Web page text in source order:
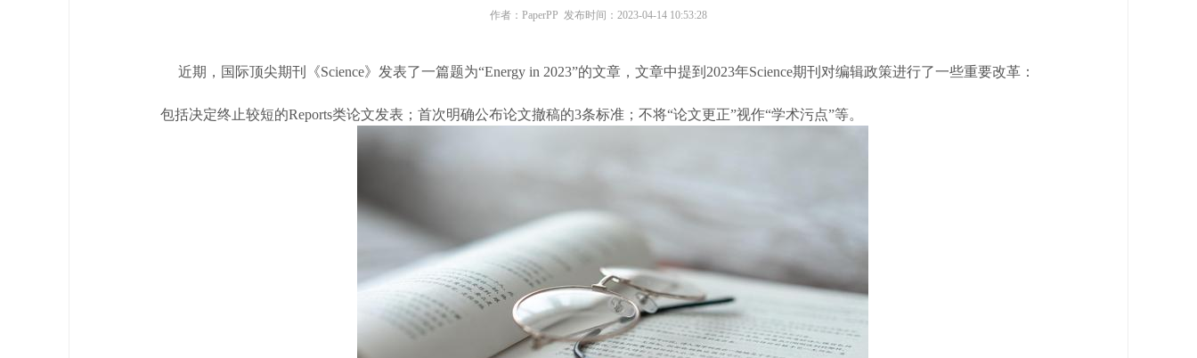
作者：PaperPP 发布时间：2023-04-14 10:53:28
近期，国际顶尖期刊《Science》发表了一篇题为“Energy in 2023”的文章，文章中提到2023年Science期刊对编辑政策进行了一些重要改革：
包括决定终止较短的Reports类论文发表；首次明确公布论文撤稿的3条标准；不将“论文更正”视作“学术污点”等。